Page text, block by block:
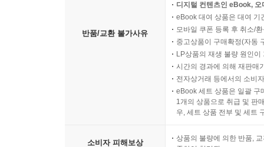
반품/교환 불가사유
디지털 컨텐츠인 eBook,
eBook 대여 상품은 대여 기
모바일 쿠폰 등록 후 취소/
중고상품이 구매확정(자동
LP상품의 재생 불량 원인
시간의 경과에 의해 재판매
전자상거래 등에서의 소비
eBook 세트 상품은 일괄 구
1개의 상품으로 취급 및 판
우, 세트 상품 전부 및 세트
소비자 피해보상
상품의 불량에 의한 반품,